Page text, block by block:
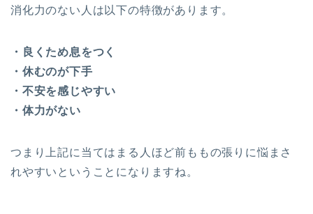
消化力のない人は以下の特徴があります。
・良くため息をつく
・休むのが下手
・不安を感じやすい
・体力がない
つまり上記に当てはまる人ほど前ももの張りに悩まさ
れやすいということになりますね。